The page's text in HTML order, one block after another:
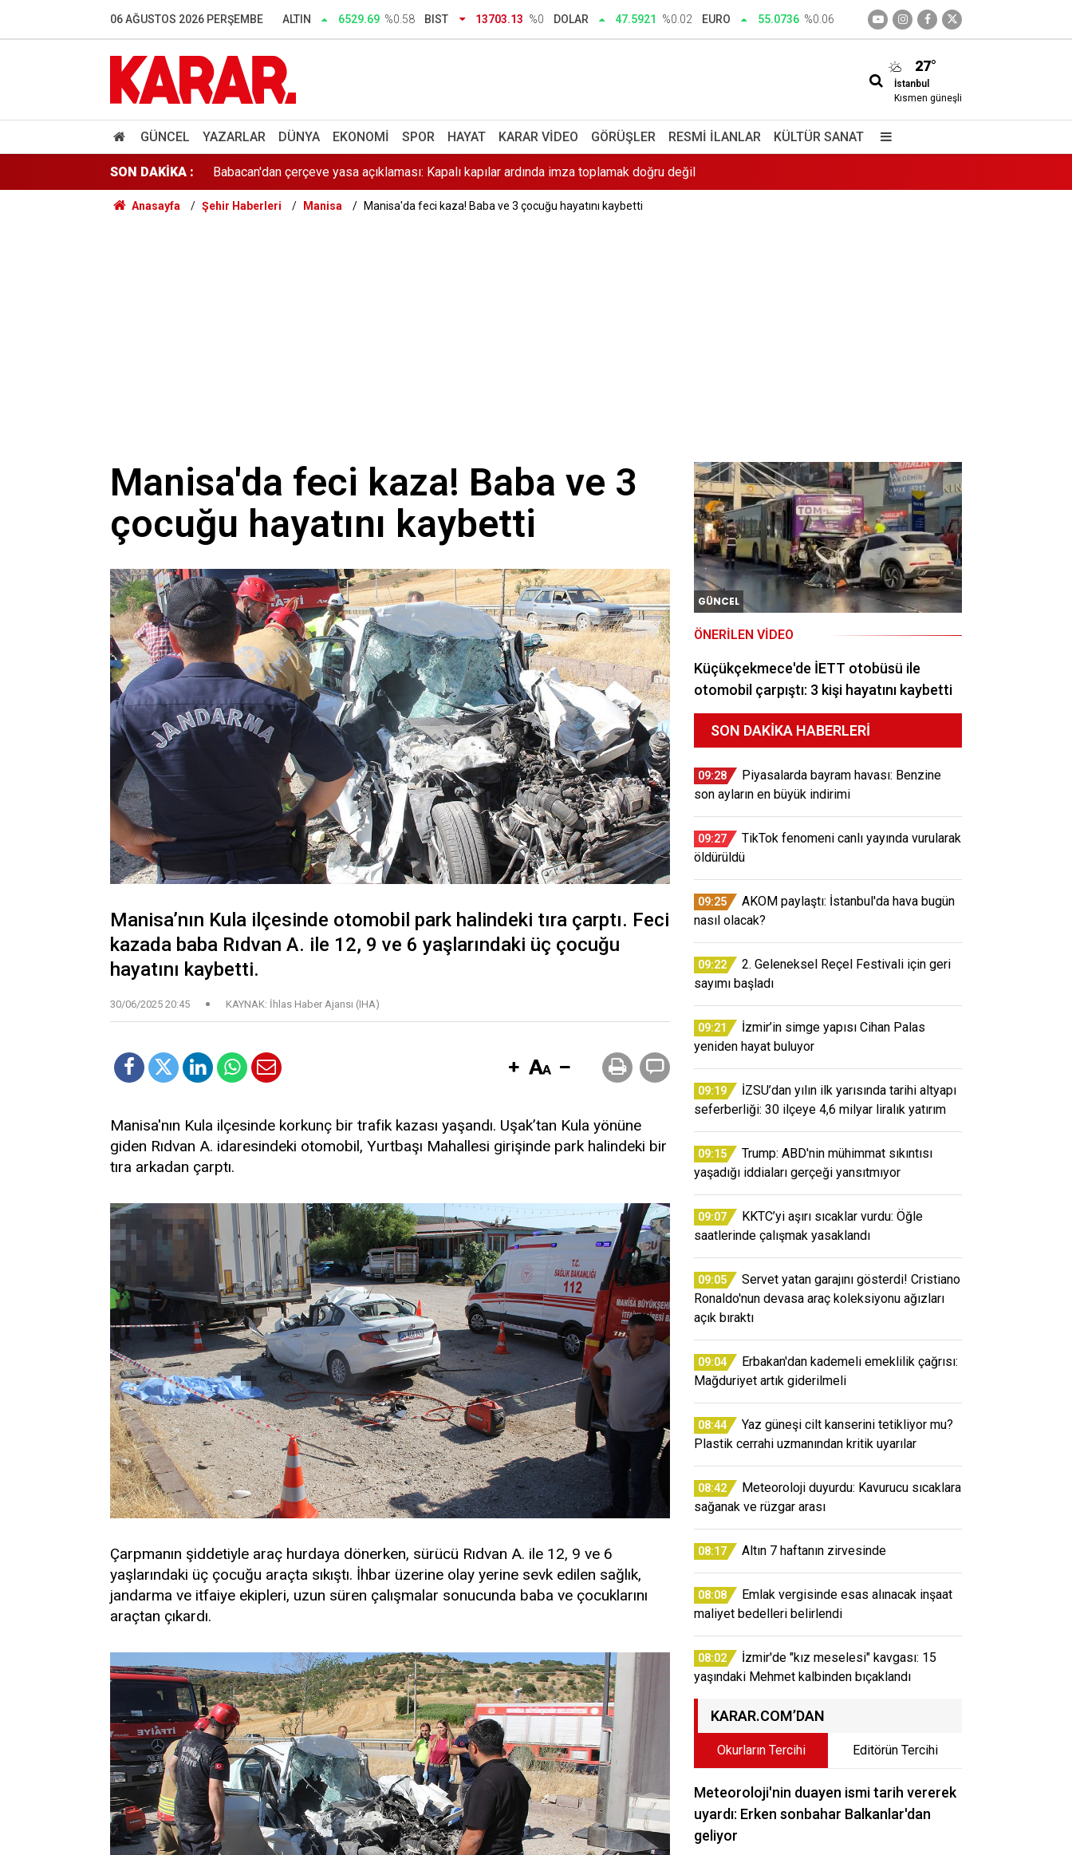
06 AĞUSTOS 2026 PERŞEMBE ALTIN 6529.69 %0.58 BIST 13703.13 %0 DOLAR 47.5921 %0.02 EURO 55.0736 %0.06
27°
İstanbul
Kısmen güneşli
GÜNCEL YAZARLAR DÜNYA EKONOMI SPOR HAYAT KARAR VIDEO GÖRÜŞLER RESMI İLANLAR KÜLTÜR SANAT
SON DAKİKA :
İzmir'de "kız meselesi" kavgası: 15 yaşındaki Mehmet kalbinden bıçaklandı
Gülistan Doku soruşturması genişliyor: Barajda not ve makas bulan iki dalgıç tutuklandı
Babacan'dan çerçeve yasa açıklaması: Kapalı kapılar ardında imza toplamak doğru değil
LGS tercihlerinde İstanbul Erkek Lisesi çıtayı zirveye koydu: Yerleşme oranları tavan yaptı
Lüleburgaz Belediye Başkanı Murat Gerenli CHP'den istifa etti
Anasayfa Şehir Haberleri Manisa Manisa'da feci kaza! Baba ve 3 çocuğu hayatını kaybetti
Manisa'da feci kaza! Baba ve 3
çocuğu hayatını kaybetti
Manisa’nın Kula ilçesinde otomobil park halindeki tıra çarptı. Feci
kazada baba Rıdvan A. ile 12, 9 ve 6 yaşlarındaki üç çocuğu
hayatını kaybetti.
30/06/2025 20:45 KAYNAK: İhlas Haber Ajansı (IHA)
Manisa'nın Kula ilçesinde korkunç bir trafik kazası yaşandı. Uşak’tan Kula yönüne
giden Rıdvan A. idaresindeki otomobil, Yurtbaşı Mahallesi girişinde park halindeki bir
tıra arkadan çarptı.
Çarpmanın şiddetiyle araç hurdaya dönerken, sürücü Rıdvan A. ile 12, 9 ve 6
yaşlarındaki üç çocuğu araçta sıkıştı. İhbar üzerine olay yerine sevk edilen sağlık,
jandarma ve itfaiye ekipleri, uzun süren çalışmalar sonucunda baba ve çocuklarını
araçtan çıkardı.
GÜNCEL
ÖNERILEN VIDEO
Küçükçekmece'de İETT otobüsü ile
otomobil çarpıştı: 3 kişi hayatını kaybetti
SON DAKIKA HABERLERI
09:28
Piyasalarda bayram havası: Benzine
son ayların en büyük indirimi
09:27
TikTok fenomeni canlı yayında vurularak
öldürüldü
09:25
AKOM paylaştı: İstanbul'da hava bugün
nasıl olacak?
09:22
2. Geleneksel Reçel Festivali için geri
sayımı başladı
09:21
İzmir’in simge yapısı Cihan Palas
yeniden hayat buluyor
09:19
İZSU’dan yılın ilk yarısında tarihi altyapı
seferberliği: 30 ilçeye 4,6 milyar liralık yatırım
09:15
Trump: ABD'nin mühimmat sıkıntısı
yaşadığı iddiaları gerçeği yansıtmıyor
09:07
KKTC’yi aşırı sıcaklar vurdu: Öğle
saatlerinde çalışmak yasaklandı
09:05
Servet yatan garajını gösterdi! Cristiano
Ronaldo'nun devasa araç koleksiyonu ağızları
açık bıraktı
09:04
Erbakan'dan kademeli emeklilik çağrısı:
Mağduriyet artık giderilmeli
08:44
Yaz güneşi cilt kanserini tetikliyor mu?
Plastik cerrahi uzmanından kritik uyarılar
08:42
Meteoroloji duyurdu: Kavurucu sıcaklara
sağanak ve rüzgar arası
08:17 Altın 7 haftanın zirvesinde
08:08
Emlak vergisinde esas alınacak inşaat
maliyet bedelleri belirlendi
08:02
İzmir'de "kız meselesi" kavgası: 15
yaşındaki Mehmet kalbinden bıçaklandı
KARAR.COM’DAN
Okurların Tercihi Editörün Tercihi
Meteoroloji'nin duayen ismi tarih vererek
uyardı: Erken sonbahar Balkanlar'dan
geliyor